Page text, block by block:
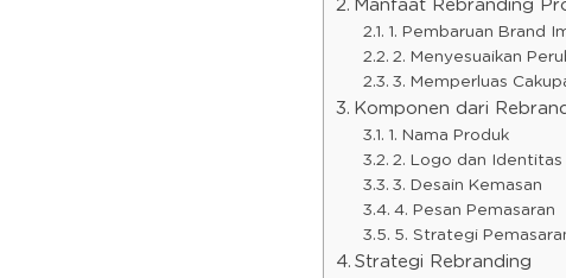
Manfaat Rebranding
1. Pembaruan Brand
2. Menyesuaikan
3. Memperluas
Komponen dari
1. Nama Produk
2. Logo dan Identitas
3. Desain Kemasan
4. Pesan Pemasaran
5. Strategi
Strategi Rebranding